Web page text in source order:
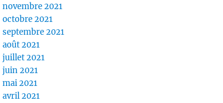
novembre 2021
octobre 2021
septembre 2021
août 2021
juillet 2021
juin 2021
mai 2021
avril 2021